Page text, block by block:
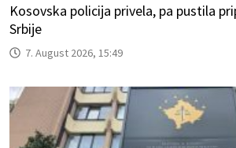
Kosovska policija privela, pa pustila
Srbije
7. August 2026, 15:49